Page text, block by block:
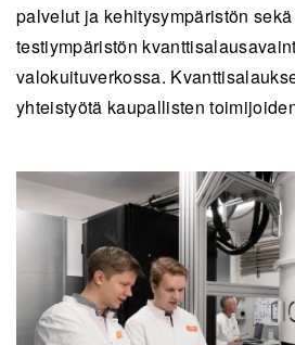
palvelut ja kehitysympäristön
testiympäristön
valokuituverkossa.
yhteistyötä kaupallisten